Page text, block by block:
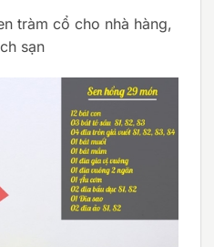
tràm cổ cho nhà hàng,
sạn